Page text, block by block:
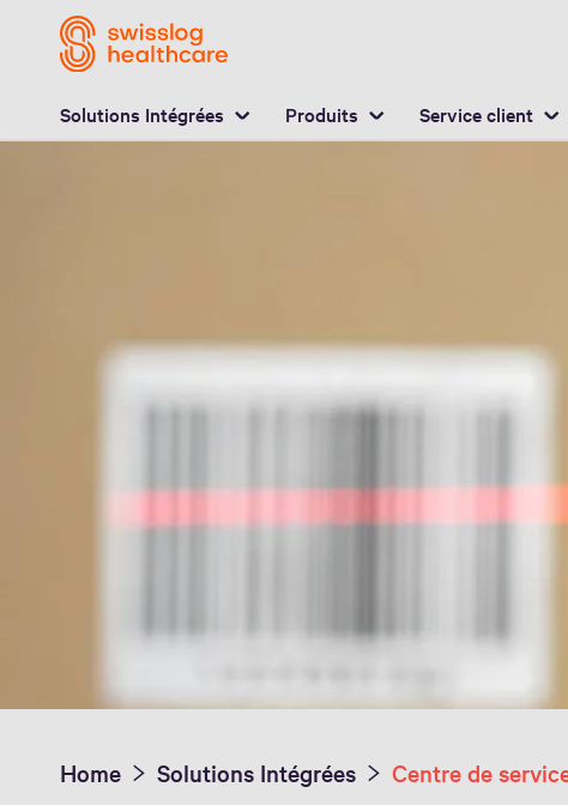
Solutions Intégrées Produits Service client
Home Solutions Intégrées